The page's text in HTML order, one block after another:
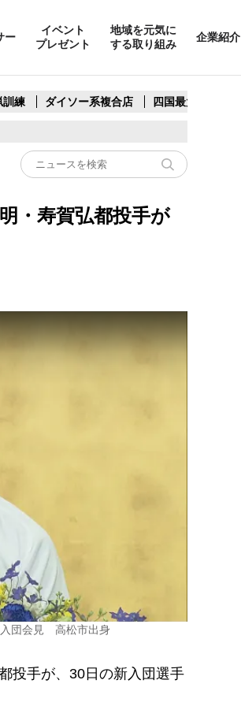
ー
イベント
プレゼント
地域を元気に
する取り組み
企業紹介
訓練 ダイソー系複合店 四国最大スリコ
・寿賀弘都投手が
団会見 高松市出身
投手が、30日の新入団選手